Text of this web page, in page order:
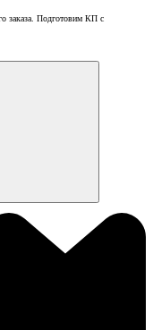
заказа. Подготовим КП с